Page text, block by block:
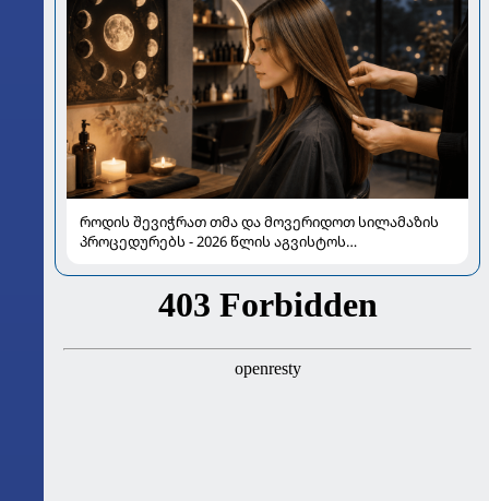
როდის შევიჭრათ თმა და მოვერიდოთ სილამაზის
პროცედურებს - 2026 წლის აგვისტოს